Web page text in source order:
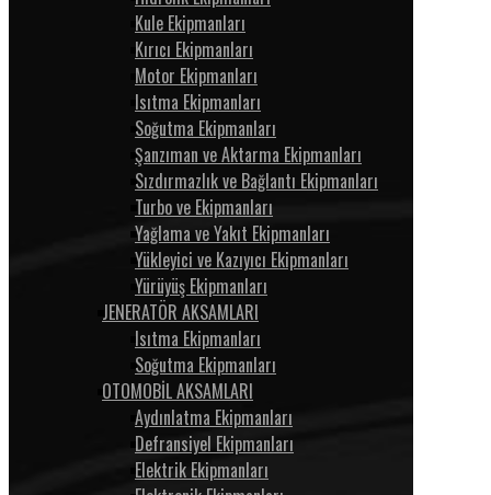
Kule Ekipmanları
Kırıcı Ekipmanları
Motor Ekipmanları
Isıtma Ekipmanları
Soğutma Ekipmanları
Şanzıman ve Aktarma Ekipmanları
Sızdırmazlık ve Bağlantı Ekipmanları
Turbo ve Ekipmanları
Yağlama ve Yakıt Ekipmanları
Yükleyici ve Kazıyıcı Ekipmanları
Yürüyüş Ekipmanları
JENERATÖR AKSAMLARI
Isıtma Ekipmanları
Soğutma Ekipmanları
OTOMOBİL AKSAMLARI
Aydınlatma Ekipmanları
Defransiyel Ekipmanları
Elektrik Ekipmanları